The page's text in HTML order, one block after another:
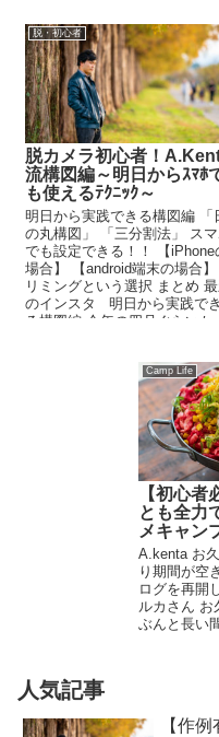
脱・初心者
脱カメラ初心者！
流構図編～明日からｽﾏﾎ
も使えるﾃｸﾆｯｸ～
明日から実践できる構図編 「
の丸構図」 「三分割法」 ス
でも設定できる！！ 【iPhone
場合】 【android端末の場合】
リミングという選択 まとめ
のインスタ 明日から実践でき
る構図編 今年の四月ぐらいか
Camp Life
【初心者
とも全力
メキャン
A.kenta お
り期間が空
ログを再開
ルカさん お
ぶんと長い
人気記事
【作